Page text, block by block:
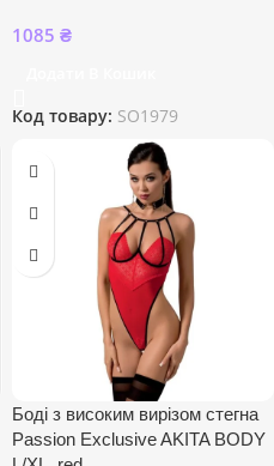
1085 ₴
Код товару: SO1979
Боді з високим вирізом стегна
Passion Exclusive AKITA BODY